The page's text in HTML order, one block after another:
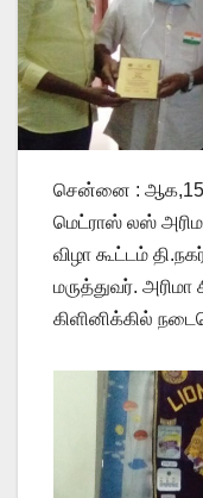
சென்னை : ஆக,15
மெட்ராஸ் லஸ்
விழா கூட்டம்
மருத்துவர்.
கிளினிக்கில்